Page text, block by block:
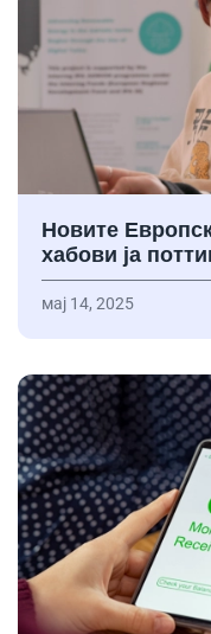
Новите
хабови ја
мај 14, 2025